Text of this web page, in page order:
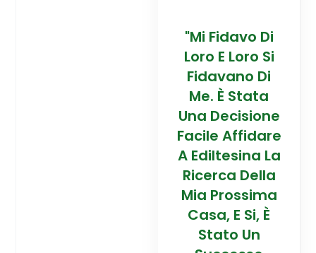
"Mi Fidavo Di
Loro E Loro Si
Fidavano Di
Me. È Stata
Una Decisione
Facile Affidare
A Ediltesina La
Ricerca Della
Mia Prossima
Casa, E Si, È
Stato Un